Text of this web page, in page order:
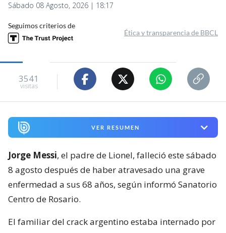
Sábado 08 Agosto, 2026 | 18:17
Seguimos criterios de
Ética y transparencia de BBCL
3541
visitas
VER RESUMEN
Jorge Messi, el padre de Lionel, falleció este sábado
8 agosto después de haber atravesado una grave
enfermedad a sus 68 años, según informó Sanatorio
Centro de Rosario.
El familiar del crack argentino estaba internado por